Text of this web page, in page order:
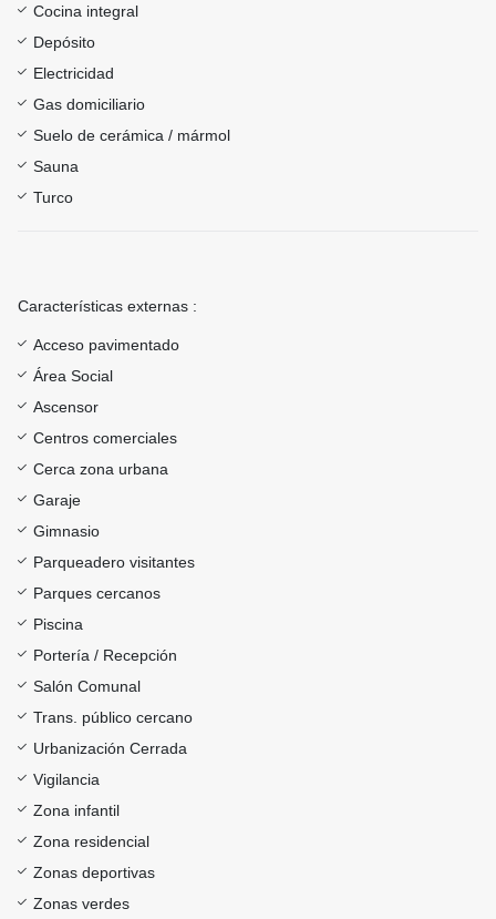
Cocina integral
Depósito
Electricidad
Gas domiciliario
Suelo de cerámica / mármol
Sauna
Turco
Características externas :
Acceso pavimentado
Área Social
Ascensor
Centros comerciales
Cerca zona urbana
Garaje
Gimnasio
Parqueadero visitantes
Parques cercanos
Piscina
Portería / Recepción
Salón Comunal
Trans. público cercano
Urbanización Cerrada
Vigilancia
Zona infantil
Zona residencial
Zonas deportivas
Zonas verdes